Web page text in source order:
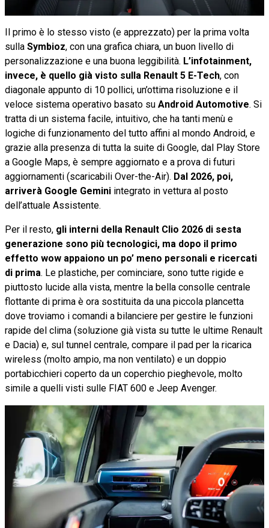
Il primo è lo stesso visto (e apprezzato) per la prima volta
sulla Symbioz, con una grafica chiara, un buon livello di
personalizzazione e una buona leggibilità. L’infotainment,
invece, è quello già visto sulla Renault 5 E-Tech, con
diagonale appunto di 10 pollici, un’ottima risoluzione e il
veloce sistema operativo basato su Android Automotive. Si
tratta di un sistema facile, intuitivo, che ha tanti menù e
logiche di funzionamento del tutto affini al mondo Android, e
grazie alla presenza di tutta la suite di Google, dal Play Store
a Google Maps, è sempre aggiornato e a prova di futuri
aggiornamenti (scaricabili Over-the-Air). Dal 2026, poi,
arriverà Google Gemini integrato in vettura al posto
dell’attuale Assistente.
Per il resto, gli interni della Renault Clio 2026 di sesta
generazione sono più tecnologici, ma dopo il primo
effetto wow appaiono un po’ meno personali e ricercati
di prima. Le plastiche, per cominciare, sono tutte rigide e
piuttosto lucide alla vista, mentre la bella consolle centrale
flottante di prima è ora sostituita da una piccola plancetta
dove troviamo i comandi a bilanciere per gestire le funzioni
rapide del clima (soluzione già vista su tutte le ultime Renault
e Dacia) e, sul tunnel centrale, compare il pad per la ricarica
wireless (molto ampio, ma non ventilato) e un doppio
portabicchieri coperto da un coperchio pieghevole, molto
simile a quelli visti sulle FIAT 600 e Jeep Avenger.